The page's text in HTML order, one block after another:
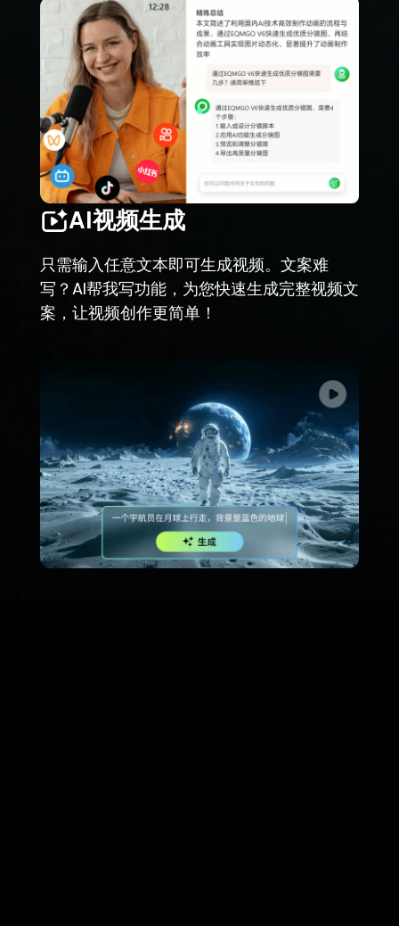
AI视频生成
只需输入任意文本即可生成视频。文案难
写？AI帮我写功能，为您快速生成完整视频文
案，让视频创作更简单！